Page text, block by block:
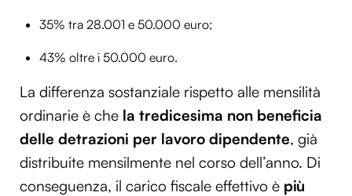
35% tra 28.001 e 50.000 euro;
43% oltre i 50.000 euro.
La differenza sostanziale rispetto alle mensilità
ordinarie è che la tredicesima non beneficia
delle detrazioni per lavoro dipendente, già
distribuite mensilmente nel corso dell’anno. Di
conseguenza, il carico fiscale effettivo è più